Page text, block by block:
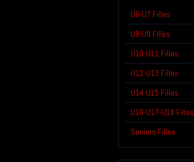
U6-U7 Filles
U8-U9 Filles
U10-U11 Filles
U12-U13 Filles
U14-U15 Filles
U16-U17-U18 Filles
Seniors Filles